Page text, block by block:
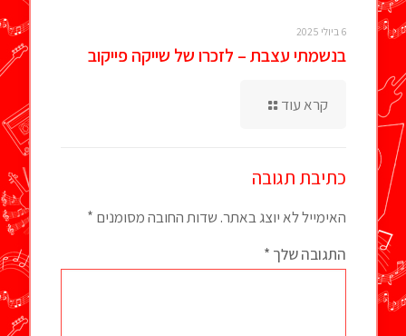
6 ביולי 2025
בנשמתי עצבת – לזכרו של שייקה פייקוב
קרא עוד
כתיבת תגובה
האימייל לא יוצג באתר. שדות החובה מסומנים *
התגובה שלך *